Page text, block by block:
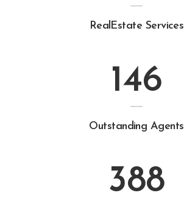
RealEstate Services
146
Outstanding Agents
388